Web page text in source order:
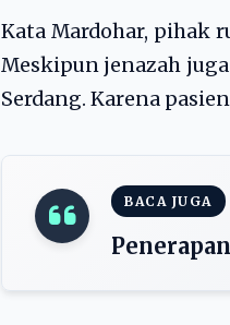
Kata Mardohar, pihak
Meskipun jenazah
Serdang. Karena
BACA JUGA